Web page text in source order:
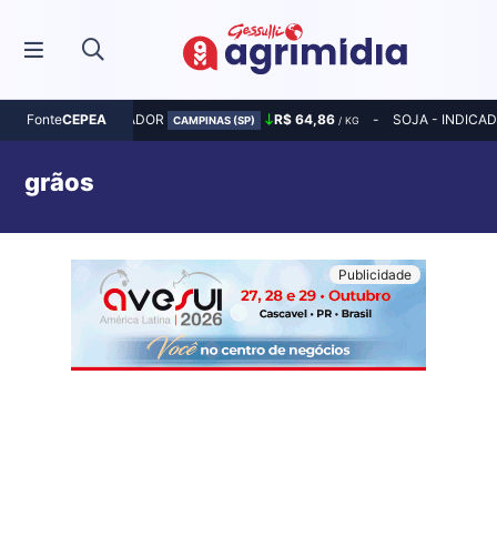
FonteCEPEA
MILHO - INDICADOR CAMPINAS (SP) R$ 64,86 / KG SOJA -
grãos